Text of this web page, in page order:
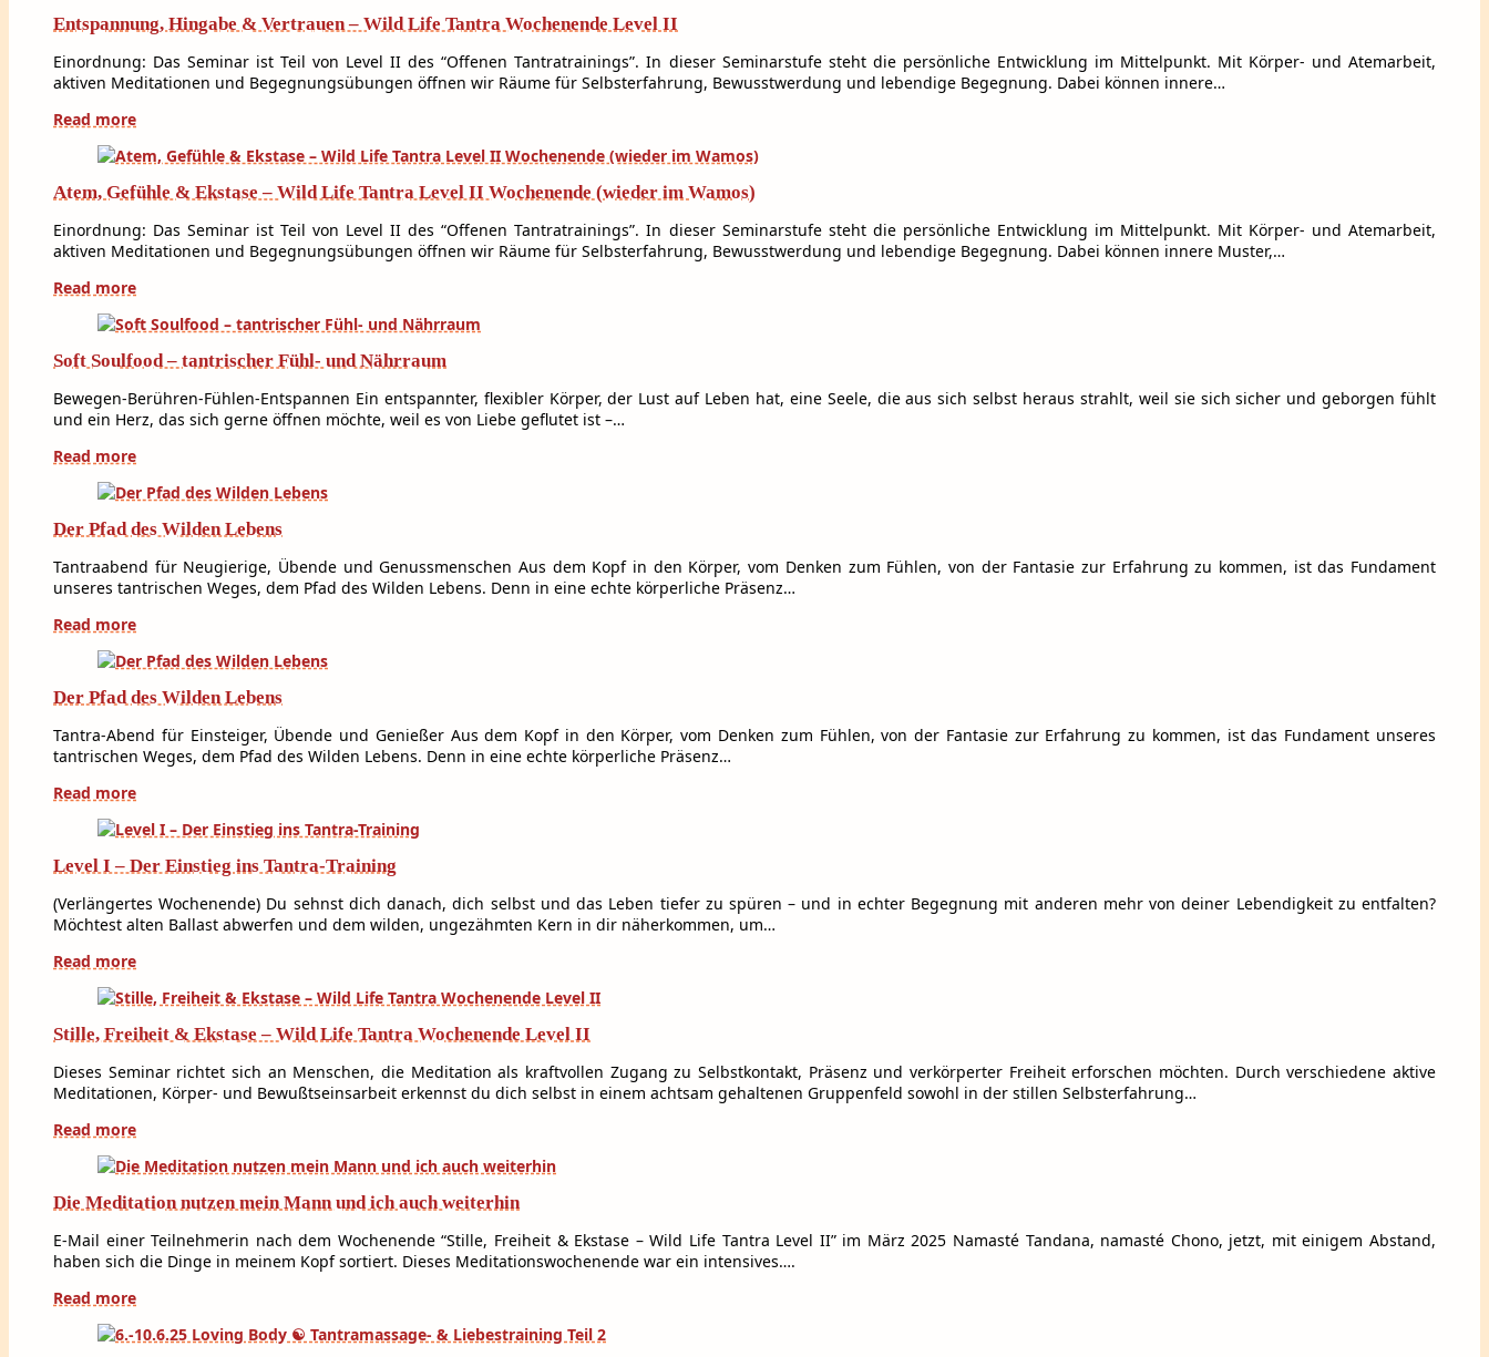
Entspannung, Hingabe & Vertrauen – Wild Life Tantra Wochenende Level II
Einordnung: Das Seminar ist Teil von Level II des “Offenen Tantratrainings”. In dieser Seminarstufe steht die persönliche Entwicklung im Mittelpunkt. Mit Körper- und Atemarbeit,
aktiven Meditationen und Begegnungsübungen öffnen wir Räume für Selbsterfahrung, Bewusstwerdung und lebendige Begegnung. Dabei können innere…
Read more
Atem, Gefühle & Ekstase – Wild Life Tantra Level II Wochenende (wieder im Wamos)
Einordnung: Das Seminar ist Teil von Level II des “Offenen Tantratrainings”. In dieser Seminarstufe steht die persönliche Entwicklung im Mittelpunkt. Mit Körper- und Atemarbeit,
aktiven Meditationen und Begegnungsübungen öffnen wir Räume für Selbsterfahrung, Bewusstwerdung und lebendige Begegnung. Dabei können innere Muster,…
Read more
Soft Soulfood – tantrischer Fühl- und Nährraum
Bewegen-Berühren-Fühlen-Entspannen Ein entspannter, flexibler Körper, der Lust auf Leben hat, eine Seele, die aus sich selbst heraus strahlt, weil sie sich sicher und geborgen fühlt
und ein Herz, das sich gerne öffnen möchte, weil es von Liebe geflutet ist –…
Read more
Der Pfad des Wilden Lebens
Tantraabend für Neugierige, Übende und Genussmenschen Aus dem Kopf in den Körper, vom Denken zum Fühlen, von der Fantasie zur Erfahrung zu kommen, ist das Fundament
unseres tantrischen Weges, dem Pfad des Wilden Lebens. Denn in eine echte körperliche Präsenz…
Read more
Der Pfad des Wilden Lebens
Tantra-Abend für Einsteiger, Übende und Genießer Aus dem Kopf in den Körper, vom Denken zum Fühlen, von der Fantasie zur Erfahrung zu kommen, ist das Fundament unseres
tantrischen Weges, dem Pfad des Wilden Lebens. Denn in eine echte körperliche Präsenz…
Read more
Level I – Der Einstieg ins Tantra-Training
(Verlängertes Wochenende) Du sehnst dich danach, dich selbst und das Leben tiefer zu spüren – und in echter Begegnung mit anderen mehr von deiner Lebendigkeit zu entfalten?
Möchtest alten Ballast abwerfen und dem wilden, ungezähmten Kern in dir näherkommen, um…
Read more
Stille, Freiheit & Ekstase – Wild Life Tantra Wochenende Level II
Dieses Seminar richtet sich an Menschen, die Meditation als kraftvollen Zugang zu Selbstkontakt, Präsenz und verkörperter Freiheit erforschen möchten. Durch verschiedene aktive
Meditationen, Körper- und Bewußtseinsarbeit erkennst du dich selbst in einem achtsam gehaltenen Gruppenfeld sowohl in der stillen Selbsterfahrung…
Read more
Die Meditation nutzen mein Mann und ich auch weiterhin
E-Mail einer Teilnehmerin nach dem Wochenende “Stille, Freiheit & Ekstase – Wild Life Tantra Level II” im März 2025 Namasté Tandana, namasté Chono, jetzt, mit einigem Abstand,
haben sich die Dinge in meinem Kopf sortiert. Dieses Meditationswochenende war ein intensives….
Read more